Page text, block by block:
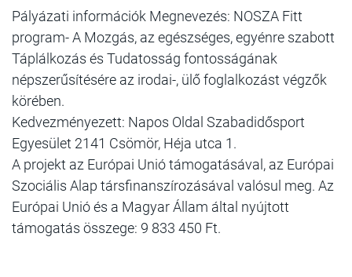
Pályázati információk Megnevezés: NOSZA Fitt
program- A Mozgás, az egészséges, egyénre szabott
Táplálkozás és Tudatosság fontosságának
népszerűsítésére az irodai-, ülő foglalkozást végzők
körében.
Kedvezményezett: Napos Oldal Szabadidősport
Egyesület 2141 Csömör, Héja utca 1.
A projekt az Európai Unió támogatásával, az Európai
Szociális Alap társfinanszírozásával valósul meg. Az
Európai Unió és a Magyar Állam által nyújtott
támogatás összege: 9 833 450 Ft.